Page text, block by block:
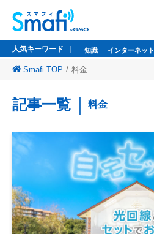
知識 インターネット おすすめ
Smafi WiMAX
GMOとくとくBB
人気キーワード 知識 インターネット
Smafi TOP 料金
記事一覧 料金